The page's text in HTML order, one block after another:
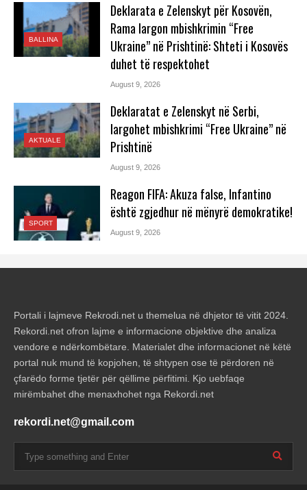
BALLINA
Deklarata e Zelenskyt për Kosovën,
Rama largon mbishkrimin “Free
Ukraine” në Prishtinë: Shteti i Kosovës
duhet të respektohet
August 9, 2026
AKTUALE
Deklaratat e Zelenskyt në Serbi,
largohet mbishkrimi “Free Ukraine” në
Prishtinë
August 9, 2026
SPORT
Reagon FIFA: Akuza false, Infantino
është zgjedhur në mënyrë demokratike!
August 9, 2026
Portali i lajmeve Rekrodi.net u themelua në dhjetor të vitit 2024.
Rekordi.net ofron lajme e informacione objektive dhe analiza
vendore e ndërkombëtare. Materialet dhe informacionet në këtë
portal nuk mund të kopjohen, të shtypen ose të përdoren në
çfarëdo forme tjetër për qëllime përfitimi. Kjo uebfaqe
mirëmbahet dhe menaxhohet nga Rekordi.net
rekordi.net@gmail.com